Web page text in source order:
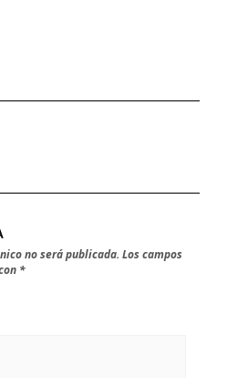
no será publicada. Los campos
*